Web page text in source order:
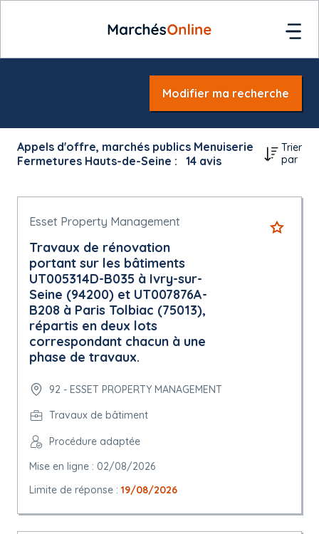
Modifier ma recherche
Appels d'offre, marchés publics Menuiserie
Fermetures Hauts-de-Seine :
14 avis
Trier
par
Esset Property Management
Travaux de rénovation
portant sur les bâtiments
UT005314D-B035 à Ivry-sur-
Seine (94200) et UT007876A-
B208 à Paris Tolbiac (75013),
répartis en deux lots
correspondant chacun à une
phase de travaux.
92 - ESSET PROPERTY MANAGEMENT
Travaux de bâtiment
Procédure adaptée
Mise en ligne : 02/08/2026
Limite de réponse : 19/08/2026